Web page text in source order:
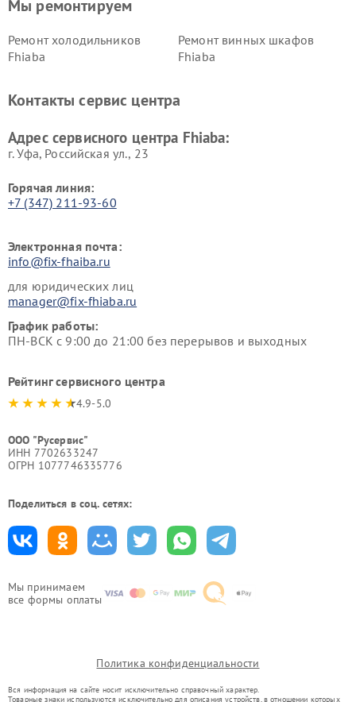
Мы принимаем
все формы оплаты
Мы ремонтируем
Ремонт холодильников
Fhiaba
Ремонт винных шкафов
Fhiaba
Контакты сервис центра
Адрес сервисного центра Fhiaba:
г. Уфа, Российская ул., 23
Горячая линия:
+7 (347) 211-93-60
Электронная почта:
info@fix-fhaiba.ru
для юридических лиц
manager@fix-fhiaba.ru
График работы:
ПН-ВСК с 9:00 до 21:00 без перерывов и выходных
Рейтинг сервисного центра
4.9-5.0
ООО "Русервис"
ИНН 7702633247
ОГРН 1077746335776
Поделиться в соц. сетях:
Политика конфиденциальности
Вся информация на сайте носит исключительно справочный характер.
Товарные знаки используются исключительно для описания устройств, в отношении которых